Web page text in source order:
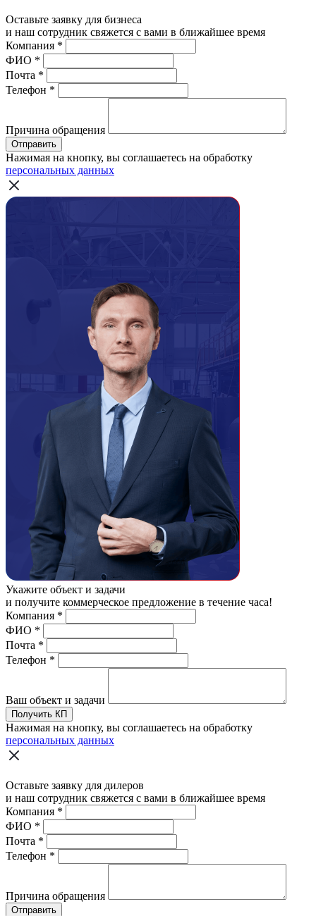
Оставьте заявку для бизнеса
и наш сотрудник свяжется с вами в ближайшее время
Компания *
ФИО *
Почта *
Телефон *
Причина обращения
Отправить
Нажимая на кнопку, вы соглашаетесь на обработку
персональных данных
Укажите объект и задачи
и получите коммерческое предложение в течение часа!
Компания *
ФИО *
Почта *
Телефон *
Ваш объект и задачи
Получить КП
Нажимая на кнопку, вы соглашаетесь на обработку
персональных данных
Оставьте заявку для дилеров
и наш сотрудник свяжется с вами в ближайшее время
Компания *
ФИО *
Почта *
Телефон *
Причина обращения
Отправить